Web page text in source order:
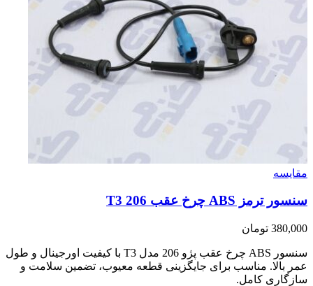
مقایسه
سنسور ترمز ABS چرخ عقب T3 206
380,000 تومان
سنسور ABS چرخ عقب پژو 206 مدل T3 با کیفیت اورجینال و طول
عمر بالا. مناسب برای جایگزینی قطعه معیوب، تضمین سلامت و
سازگاری کامل.